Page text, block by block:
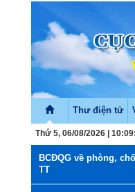
Thư điện tử
Thứ 5, 06/08/2026 |
BCĐQG về phòng,
TT